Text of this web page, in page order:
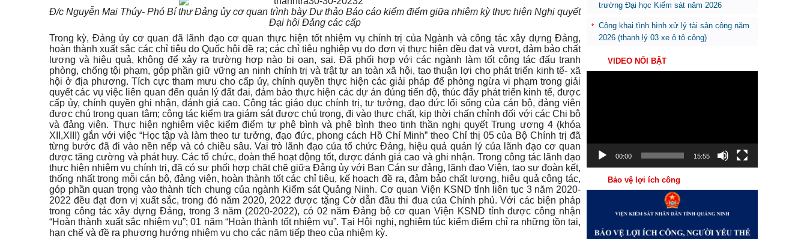
Đ/c Nguyễn Mai Thúy- Phó Bí thư Đảng ủy cơ quan trình bàyDự thảo Báo cáo kiểm điểm giữa nhiệm kỳ thực hiện Nghị quyết
Đại hội Đảng các cấp
Trong kỳ, Đảng ủy cơ quan đã lãnh đạo cơ quan thực hiện tốt nhiệm vụ chính trị của Ngành và công tác xây dựng Đảng,
hoàn thành xuất sắc các chỉ tiêu do Quốc hội đề ra; các chỉ tiêu nghiệp vụ do đơn vị thực hiện đều đạt và vượt, đảm bảo chất
lượng và hiệu quả, không để xảy ra trường hợp nào bị oan, sai. Đã phối hợp với các ngành làm tốt công tác đấu tranh
phòng, chống tội phạm, góp phần giữ vững an ninh chính trị và trật tự an toàn xã hội, tạo thuận lợi cho phát triển kinh tế- xã
hội ở địa phương. Tích cực tham mưu cho cấp ủy, chính quyền thực hiện các giải pháp để phòng ngừa vi phạm trong giải
quyết các vụ việc liên quan đến quản lý đất đai, đảm bảo thực hiện các dự án đúng tiến độ, thúc đẩy phát triển kinh tế, được
cấp ủy, chính quyền ghi nhận, đánh giá cao. Công tác giáo dục chính trị, tư tưởng, đạo đức lối sống của cán bộ, đảng viên
được chú trọng quan tâm; công tác kiểm tra giám sát được chú trọng, đi vào thực chất, kịp thời chấn chỉnh đối với các Chi bộ
và đảng viên. Thực hiện nghiêm việc kiểm điểm tự phê bình và phê bình theo tinh thần nghị quyết Trung ương 4 (khóa
XII,XIII) gắn với việc “Học tập và làm theo tư tưởng, đạo đức, phong cách Hồ Chí Minh” theo Chỉ thị 05 của Bộ Chính trị đã
từng bước đã đi vào nền nếp và có chiều sâu. Vai trò lãnh đạo của tổ chức Đảng, hiệu quả quản lý của lãnh đạo cơ quan
được tăng cường và phát huy.Cáctổ chức, đoàn thể hoạt động tốt, được đánh giá cao và ghi nhận.Trong công tác lãnh đạo
thực hiện nhiệm vụ chính trị, đã có sự phối hợp chặt chẽ giữa Đảng ủy với Ban Cán sự đảng, lãnh đạo Viện, tạo sự đoàn kết,
thống nhất trong mỗi cán bộ, đảng viên, hoàn thành tốt các chỉ tiêu, kế hoạch đề ra, đảm bảo chất lượng, hiệu quả công tác,
góp phần quan trọng vào thành tích chung của ngành Kiểm sát Quảng Ninh. Cơ quan Viện KSND tỉnh liên tục 3 năm 2020-
2022 đều đạt đơn vị xuất sắc, trong đó năm 2020, 2022 được tặng Cờ dẫn đầu thi đua của Chính phủ. Với các biện pháp
trong công tác xây dựng Đảng, trong 3 năm (2020-2022), có 02 năm Đảng bộ cơ quan Viện KSND tỉnh được công nhận
“Hoàn thành xuất sắc nhiệm vụ”; 01 năm “Hoàn thành tốt nhiệm vụ”. Tại Hội nghị, nghiêm túc kiểm điểm chỉ ra những tồn tại,
hạn chế và đề ra phương hướng nhiệm vụ cho các năm tiếp theo của nhiệm kỳ.
trường Đại học Kiểm sát năm 2026
Công khai tình hình xử lý tài sản công năm
2026 (thanh lý 03 xe ô tô công)
VIDEO NỔI BẬT
00:00 15:55
Bảo vệ lợi ích công